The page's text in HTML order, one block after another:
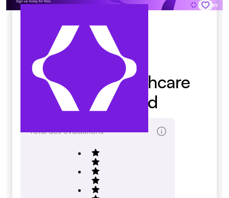
Van Dyk Healthcare
Dragon Ltd
Total des évaluations